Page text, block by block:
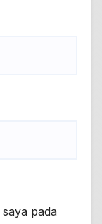
pada